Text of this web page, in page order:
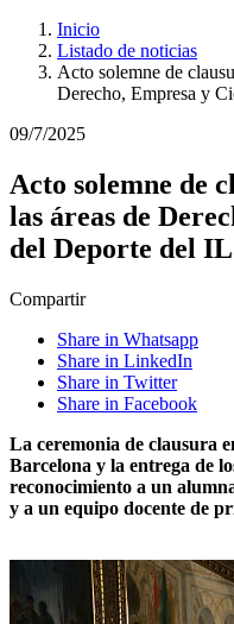
Inicio
Listado de noticias
Acto solemne de
Derecho, Empresa y
09/7/2025
Acto solemne de
las áreas de
del Deporte del
Compartir
Share in Whatsapp
Share in LinkedIn
Share in Twitter
Share in Facebook
La ceremonia de clausura
Barcelona y la entrega de
reconocimiento a un
y a un equipo docente de